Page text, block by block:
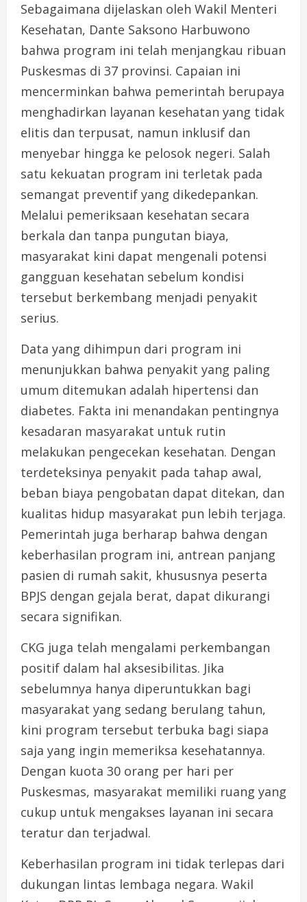
Sebagaimana dijelaskan oleh Wakil Menteri
Kesehatan, Dante Saksono Harbuwono
bahwa program ini telah menjangkau ribuan
Puskesmas di 37 provinsi. Capaian ini
mencerminkan bahwa pemerintah berupaya
menghadirkan layanan kesehatan yang tidak
elitis dan terpusat, namun inklusif dan
menyebar hingga ke pelosok negeri. Salah
satu kekuatan program ini terletak pada
semangat preventif yang dikedepankan.
Melalui pemeriksaan kesehatan secara
berkala dan tanpa pungutan biaya,
masyarakat kini dapat mengenali potensi
gangguan kesehatan sebelum kondisi
tersebut berkembang menjadi penyakit
serius.
Data yang dihimpun dari program ini
menunjukkan bahwa penyakit yang paling
umum ditemukan adalah hipertensi dan
diabetes. Fakta ini menandakan pentingnya
kesadaran masyarakat untuk rutin
melakukan pengecekan kesehatan. Dengan
terdeteksinya penyakit pada tahap awal,
beban biaya pengobatan dapat ditekan, dan
kualitas hidup masyarakat pun lebih terjaga.
Pemerintah juga berharap bahwa dengan
keberhasilan program ini, antrean panjang
pasien di rumah sakit, khususnya peserta
BPJS dengan gejala berat, dapat dikurangi
secara signifikan.
CKG juga telah mengalami perkembangan
positif dalam hal aksesibilitas. Jika
sebelumnya hanya diperuntukkan bagi
masyarakat yang sedang berulang tahun,
kini program tersebut terbuka bagi siapa
saja yang ingin memeriksa kesehatannya.
Dengan kuota 30 orang per hari per
Puskesmas, masyarakat memiliki ruang yang
cukup untuk mengakses layanan ini secara
teratur dan terjadwal.
Keberhasilan program ini tidak terlepas dari
dukungan lintas lembaga negara. Wakil